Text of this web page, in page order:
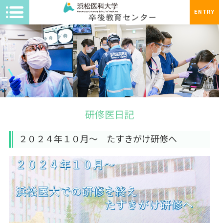
ENTRY
研修医日記
２０２４年１０月～ たすきがけ研修へ